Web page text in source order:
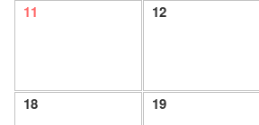
11 12
18 19